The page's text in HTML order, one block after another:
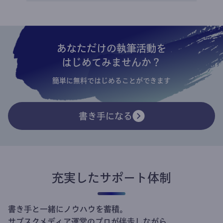
あなただけの執筆活動を
はじめてみませんか？
簡単に無料ではじめることができます
書き手になる
充実したサポート体制
書き手と一緒にノウハウを蓄積。